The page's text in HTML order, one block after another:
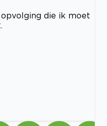
die ik moet